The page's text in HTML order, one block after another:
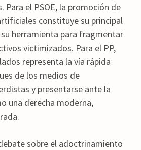
Para el PSOE, la promoción de
constituye su principal
herramienta para fragmentar
victimizados. Para el PP,
representa la vía rápida
de los medios de
y presentarse ante la
una derecha moderna,
sobre el adoctrinamiento